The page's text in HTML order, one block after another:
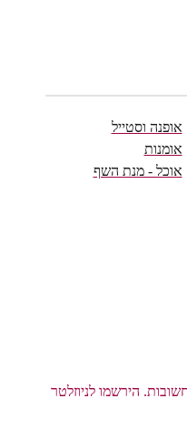
אופנה וסטייל
אומנות
אוכל - מנת השף
הירשמו לניוזלטר